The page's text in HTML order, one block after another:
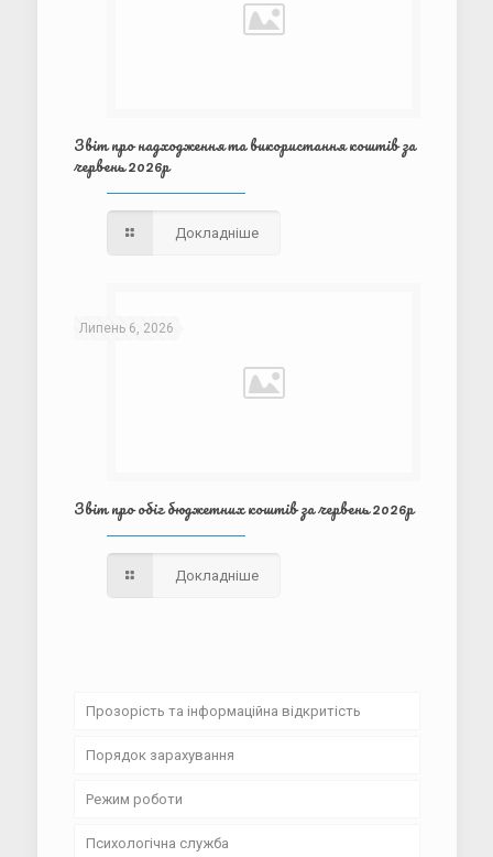
Звіт про надходження та використання коштів за
червень 2026р
Докладніше
Липень 6, 2026
Звіт про обіг бюджетних коштів за червень 2026р
Докладніше
Прозорість та інформаційна відкритість
Установчі документи
Освітні програми та навчальні плани
Проєкт «Інтелект України»
Порядок зарахування
Режим роботи
Розклад дзвінків
Психологічна служба